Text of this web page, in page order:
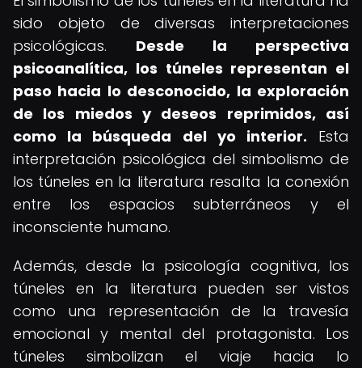
sido objeto de diversas interpretaciones
psicológicas. Desde la perspectiva
psicoanalítica, los túneles representan el
paso hacia lo desconocido, la exploración
de los miedos y deseos reprimidos, así
como la búsqueda del yo interior. Esta
interpretación psicológica del simbolismo de
los túneles en la literatura resalta la conexión
entre los espacios subterráneos y el
inconsciente humano.
Además, desde la psicología cognitiva, los
túneles en la literatura pueden ser vistos
como una representación de la travesía
emocional y mental del protagonista. Los
túneles simbolizan el viaje hacia lo